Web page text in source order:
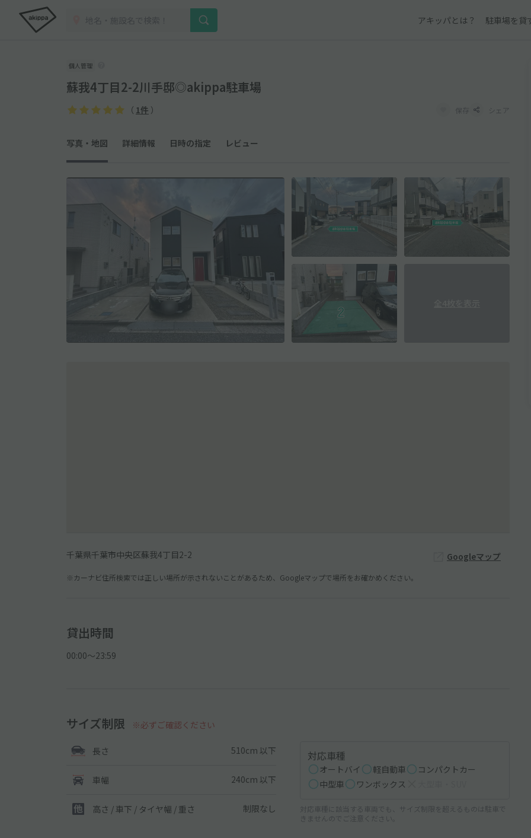
アキッパとは？ 駐車場を貸
個人管理
蘇我4丁目2-2川手邸◎akippa駐車場
（ 1件 ） 保存 シェア
写真・地図 詳細情報 日時の指定 レビュー
千葉県千葉市中央区蘇我4丁目2-2 Googleマップ
※カーナビ住所検索では正しい場所が示されないことがあるため、Googleマップで場所をお確かめください。
貸出時間
00:00〜23:59
サイズ制限 ※必ずご確認ください
長さ 510cm 以下
車幅 240cm 以下
高さ / 車下 / タイヤ幅 / 重さ 制限なし
対応車種
オートバイ 軽自動車
コンパクトカー
中型車
ワンボックス
対応車種に該当する車両でも、サイズ制限を超えるものは駐車で
きませんのでご注意ください。